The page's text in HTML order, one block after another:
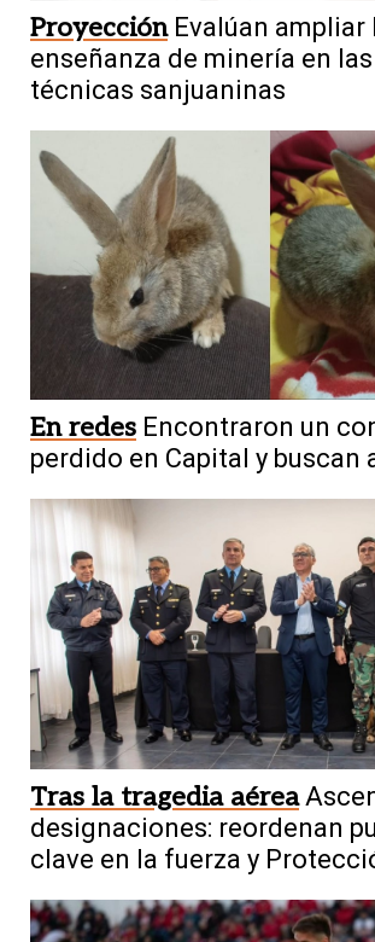
Proyección Evalúan ampliar
enseñanza de minería en
técnicas sanjuaninas
En redes Encontraron un
perdido en Capital y buscan
Tras la tragedia aérea
designaciones: reordenan
clave en la fuerza y